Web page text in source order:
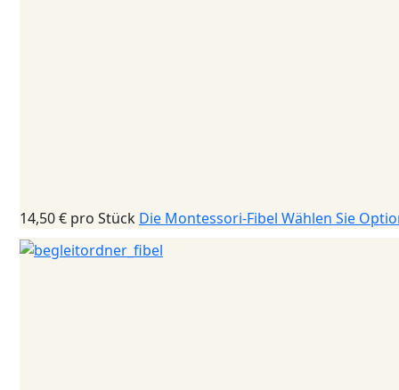
14,50 € pro Stück Die Montessori-Fibel Wählen Sie